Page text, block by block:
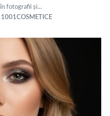
fotografii și...